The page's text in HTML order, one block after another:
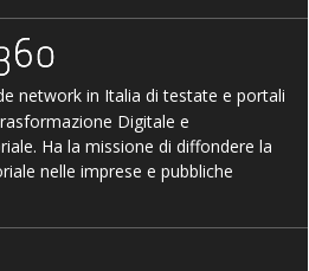
network in Italia di testate e portali
Digitale e
Ha la missione di diffondere la
nelle imprese e pubbliche